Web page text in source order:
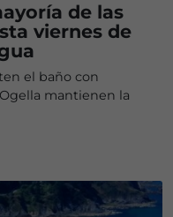
de las
viernes de
el baño con
mantienen la